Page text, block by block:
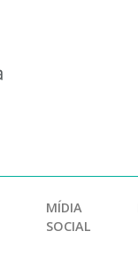
MÍDIA
SOCIAL